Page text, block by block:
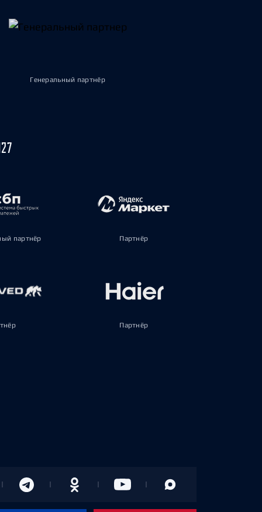
Генеральный партнёр
партнёр Партнёр
Партнёр